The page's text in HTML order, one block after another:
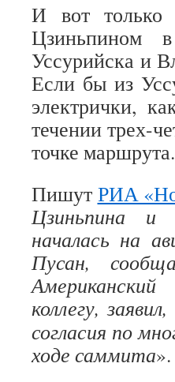
И вот только
Цзиньпином
Уссурийска и
Если бы из
электрички,
течении трех-
точке маршрута.
Пишут РИА
Цзиньпина и
началась на
Пусан,
коллегу,
согласия по
ходе саммита».